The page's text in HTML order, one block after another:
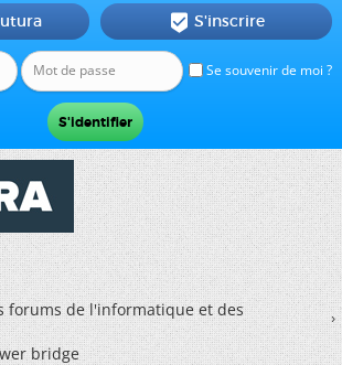
Se souvenir de moi ?
 S'inscrire
forums de l'informatique et des
bridge